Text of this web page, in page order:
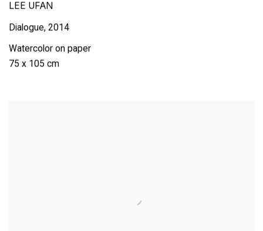
LEE UFAN
Dialogue, 2014
Watercolor on paper
75 x 105 cm